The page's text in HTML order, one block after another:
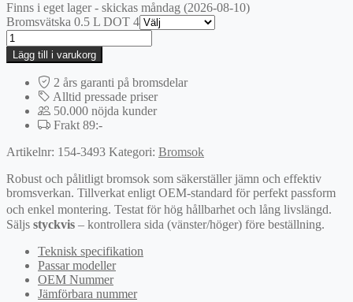
Finns i eget lager - skickas måndag (2026-08-10)
Bromsvätska 0.5 L DOT 4
Bromsok
mängd
Lägg till i varukorg
2 års garanti på bromsdelar
Alltid pressade priser
50.000 nöjda kunder
Frakt 89:-
Artikelnr: 154-3493 Kategori: Bromsok
Robust och pålitligt bromsok som säkerställer jämn och effektiv
bromsverkan. Tillverkat enligt OEM-standard för perfekt passform
och enkel montering. Testat för hög hållbarhet och lång livslängd.
Säljs styckvis – kontrollera sida (vänster/höger) före beställning.
Teknisk specifikation
Passar modeller
OEM Nummer
Jämförbara nummer